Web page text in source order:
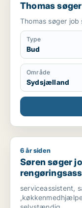
Thomas
Thomas søger job
Type
Bud
Område
Sydsjælland
Søren søger job
6 år siden
Søren søger
serviceassistent,